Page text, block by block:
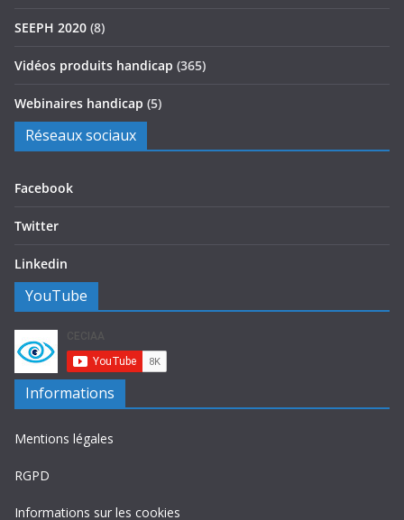
SEEPH 2020 (8)
Vidéos produits handicap (365)
Webinaires handicap (5)
Réseaux sociaux
Facebook
Twitter
Linkedin
YouTube
Informations
Mentions légales
RGPD
Informations sur les cookies